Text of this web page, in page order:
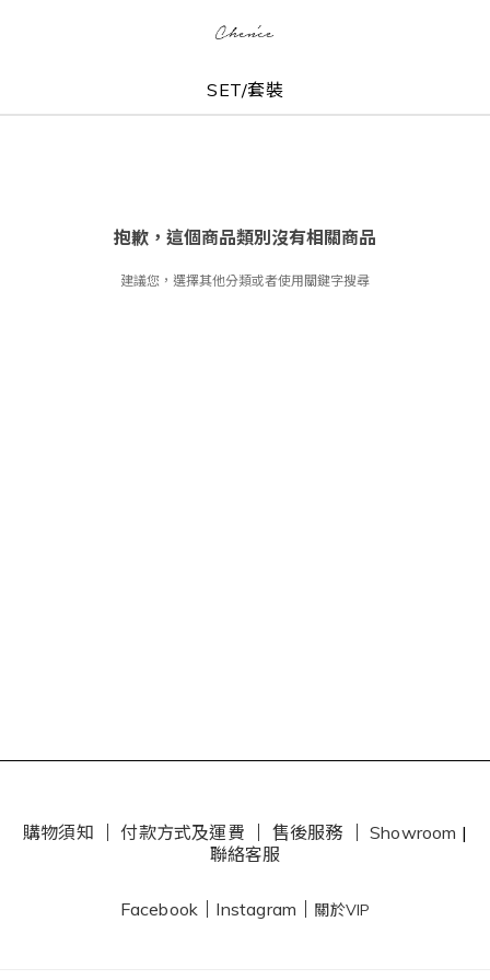
SET/套裝
抱歉，這個商品類別沒有相關商品
建議您，選擇其他分類或者使用關鍵字搜尋
購物須知 付款方式及運費 售後服務 Showroom |
聯絡客服
Facebook Instagram 關於VIP